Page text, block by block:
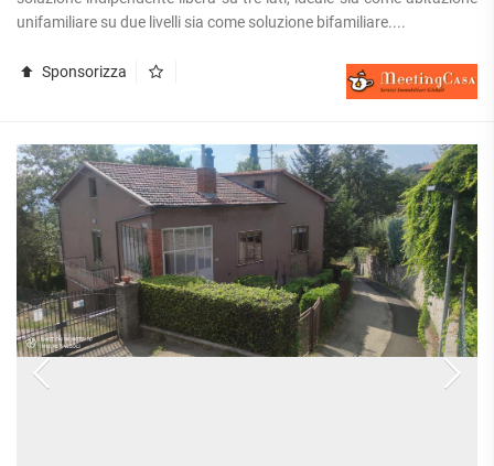
ATTICI
LOFT
MANSARDE
VILLE
STANZE
RUSTICI E
CASALI
UFFICI
COMMERCIALI
APPARTAMENTI
PIANO
APPARTAMENTI
APPARTAMENTI
CON BOX
APPARTAMENTI
VICINO
ALLA
METROPOLITANA
VILLETTE
A
SCHIERA
unifamiliare su due livelli sia come soluzione bifamiliare....
Sponsorizza